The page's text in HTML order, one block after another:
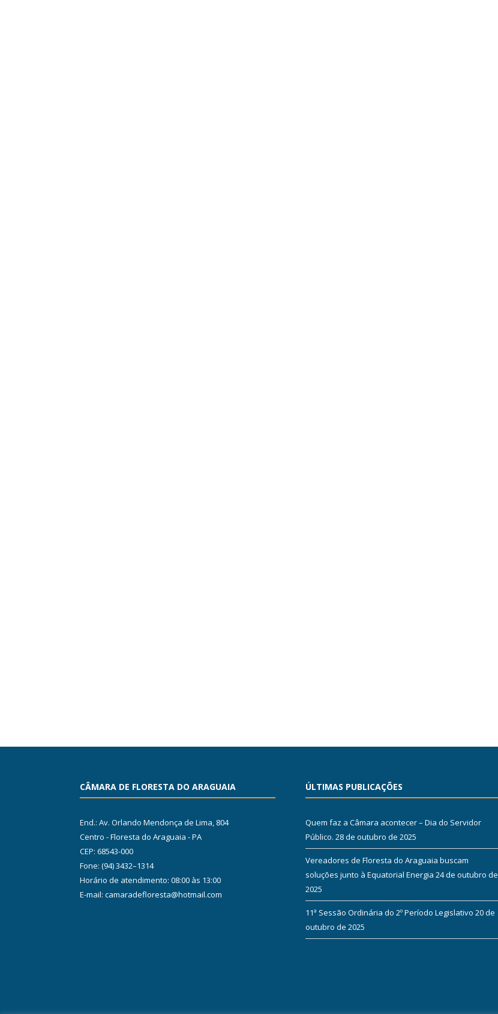
CÂMARA DE FLORESTA DO ARAGUAIA
End.: Av. Orlando Mendonça de Lima, 804
Centro - Floresta do Araguaia - PA
CEP: 68543-000
Fone: (94) 3432–1314
Horário de atendimento: 08:00 às 13:00
E-mail: camaradefloresta@hotmail.com
ÚLTIMAS PUBLICAÇÕES
Quem faz a Câmara acontecer – Dia do Servidor
Público. 28 de outubro de 2025
Vereadores de Floresta do Araguaia buscam
soluções junto à Equatorial Energia 24 de outubro de
2025
11ª Sessão Ordinária do 2º Período Legislativo 20 de
outubro de 2025